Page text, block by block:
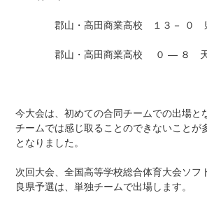
郡山・高田商業高校 １３－ ０ 県
郡山・高田商業高校 ０ ― ８ 天
今大会は、初めての合同チームでの出場と
チームでは感じ取ることのできないことが
となりました。
次回大会、全国高等学校総合体育大会ソフ
良県予選は、単独チームで出場します。